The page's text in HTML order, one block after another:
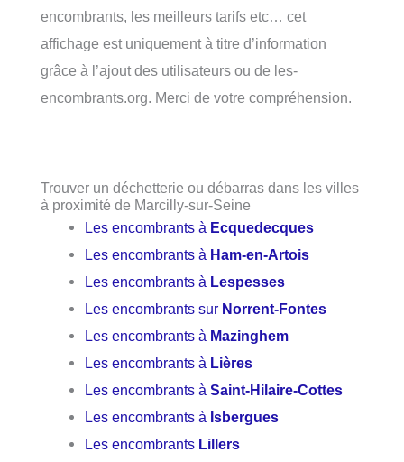
encombrants, les meilleurs tarifs etc… cet
affichage est uniquement à titre d’information
grâce à l’ajout des utilisateurs ou de les-
encombrants.org. Merci de votre compréhension.
Trouver un déchetterie ou débarras dans les villes
à proximité de Marcilly-sur-Seine
Les encombrants à Ecquedecques
Les encombrants à Ham-en-Artois
Les encombrants à Lespesses
Les encombrants sur Norrent-Fontes
Les encombrants à Mazinghem
Les encombrants à Lières
Les encombrants àSaint-Hilaire-Cottes
Les encombrants à Isbergues
Les encombrants Lillers